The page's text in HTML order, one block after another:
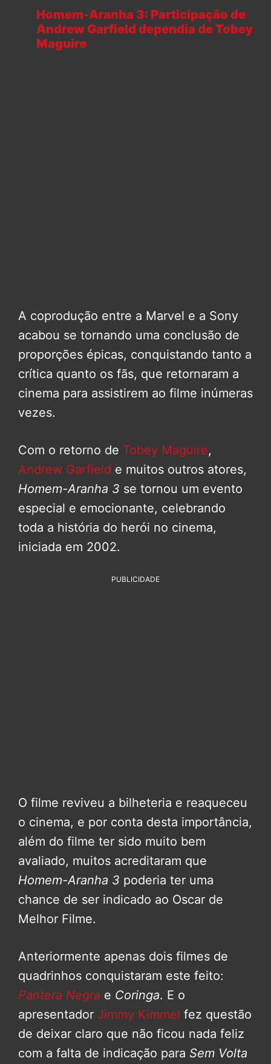
Homem-Aranha 3: Participação de
Andrew Garfield dependia de Tobey
Maguire
A coprodução entre a Marvel e a Sony
acabou se tornando uma conclusão de
proporções épicas, conquistando tanto a
crítica quanto os fãs, que retornaram a
cinema para assistirem ao filme inúmeras
vezes.
Com o retorno de Tobey Maguire,
Andrew Garfield e muitos outros atores,
Homem-Aranha 3 se tornou um evento
especial e emocionante, celebrando
toda a história do herói no cinema,
iniciada em 2002.
PUBLICIDADE
O filme reviveu a bilheteria e reaqueceu
o cinema, e por conta desta importância,
além do filme ter sido muito bem
avaliado, muitos acreditaram que
Homem-Aranha 3 poderia ter uma
chance de ser indicado ao Oscar de
Melhor Filme.
Anteriormente apenas dois filmes de
quadrinhos conquistaram este feito:
Pantera Negra e Coringa. E o
apresentador Jimmy Kimmel fez questão
de deixar claro que não ficou nada feliz
com a falta de indicação para Sem Volta